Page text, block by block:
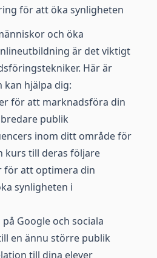
för att öka synligheten
och öka
är det viktigt
Här är
kan hjälpa dig:
för att marknadsföra din
publik
inom ditt område för
kurs till deras följare
för att optimera din
synligheten i
Google och sociala
en ännu större publik
till dina elever